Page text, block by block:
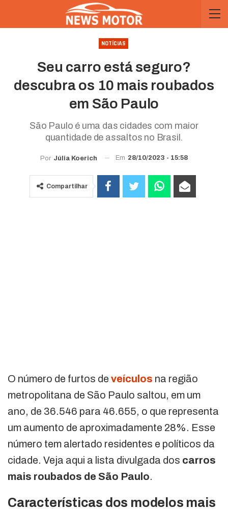
NOTÍCIAS
Seu carro está seguro?
descubra os 10 mais roubados
em São Paulo
São Paulo é uma das cidades com maior
quantidade de assaltos no Brasil.
Por Júlia Koerich Em 28/10/2023 - 15:58
Compartilhar
O número de furtos de veículos na região
metropolitana de São Paulo saltou, em um
ano, de 36.546 para 46.655, o que representa
um aumento de aproximadamente 28%. Esse
número tem alertado residentes e políticos da
cidade. Veja aqui a lista divulgada dos carros
mais roubados de São Paulo.
Características dos modelos mais